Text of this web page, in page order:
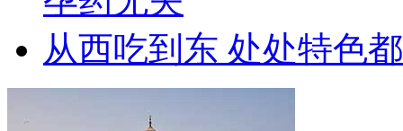
从西吃到东 处处特色